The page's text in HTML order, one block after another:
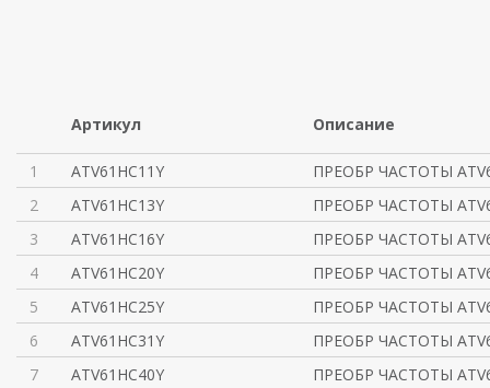
Артикул Описание
1 ATV61HC11Y
ПРЕОБР ЧАСТОТЫ
2
ATV61HC13Y
ПРЕОБР ЧАСТОТЫ
3
ATV61HC16Y
ПРЕОБР ЧАСТОТЫ
4
ATV61HC20Y
ПРЕОБР ЧАСТОТЫ
5
ATV61HC25Y
ПРЕОБР ЧАСТОТЫ
6
ATV61HC31Y
ПРЕОБР ЧАСТОТЫ
7
ATV61HC40Y
ПРЕОБР ЧАСТОТЫ